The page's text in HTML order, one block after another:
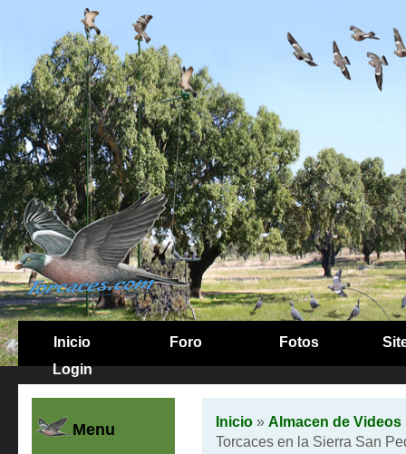
Inicio Foro Fotos
Login
Menu Inicio» Almacen de Videos
Torcaces en la Sierra San